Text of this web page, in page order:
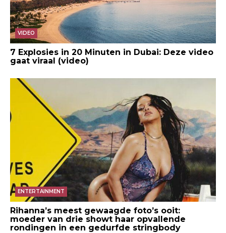
VIDEO
7 Explosies in 20 Minuten in Dubai: Deze video
gaat viraal (video)
ENTERTAINMENT
Rihanna’s meest gewaagde foto’s ooit:
moeder van drie showt haar opvallende
rondingen in een gedurfde stringbody